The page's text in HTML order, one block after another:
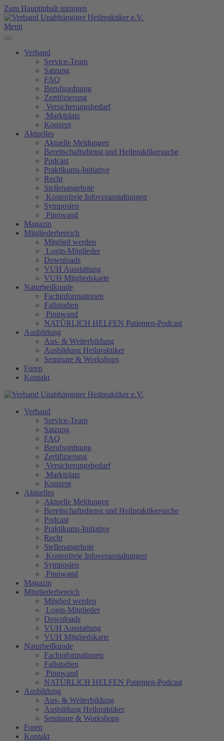
Zum Hauptinhalt springen
Menü
Verband
Service-Team
Satzung
FAQ
Berufsordnung
Zertifizierung
Versicherungsbedarf
Marktplatz
Konzept
Aktuelles
Aktuelle Meldungen
Bereitschaftsdienst und Heilpraktikersuche
Podcast
Praktikums-Initiative
Recht
Stellenangebote
Kostenfreie Infoveranstaltungen
Symposien
Pinnwand
Magazin
Mitgliederbereich
Mitglied werden
Login-Mitglieder
Downloads
VUH Ausstattung
VUH Mitgliedskarte
Naturheilkunde
Fachinformationen
Fallstudien
Pinnwand
NATÜRLICH HELFEN Patienten-Podcast
Ausbildung
Aus- & Weiterbildung
Ausbildung Heilpraktiker
Seminare & Workshops
Foren
Kontakt
Verband
Service-Team
Satzung
FAQ
Berufsordnung
Zertifizierung
Versicherungsbedarf
Marktplatz
Konzept
Aktuelles
Aktuelle Meldungen
Bereitschaftsdienst und Heilpraktikersuche
Podcast
Praktikums-Initiative
Recht
Stellenangebote
Kostenfreie Infoveranstaltungen
Symposien
Pinnwand
Magazin
Mitgliederbereich
Mitglied werden
Login-Mitglieder
Downloads
VUH Ausstattung
VUH Mitgliedskarte
Naturheilkunde
Fachinformationen
Fallstudien
Pinnwand
NATÜRLICH HELFEN Patienten-Podcast
Ausbildung
Aus- & Weiterbildung
Ausbildung Heilpraktiker
Seminare & Workshops
Foren
Kontakt